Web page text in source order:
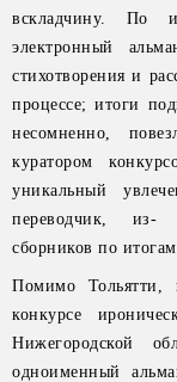
вскладчину. По
электронный
стихотворения и
процессе; итоги
несомненно,
куратором
уникальный
переводчик, из-
сборников по
Помимо Тольятти,
конкурсе
Нижегородской
одноименный